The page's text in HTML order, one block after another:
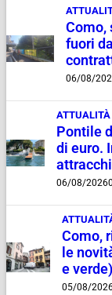
Como,
fuori
06/08/
ATTUALITÀ
Pontile
di euro.
06/08/2026
Como,
le
e
05/08/